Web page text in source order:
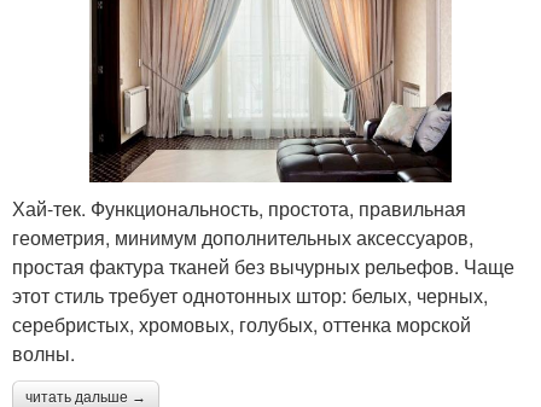
Хай-тек. Функциональность, простота, правильная
геометрия, минимум дополнительных аксессуаров,
простая фактура тканей без вычурных рельефов. Чаще
этот стиль требует однотонных штор: белых, черных,
серебристых, хромовых, голубых, оттенка морской
волны.
читать дальше →